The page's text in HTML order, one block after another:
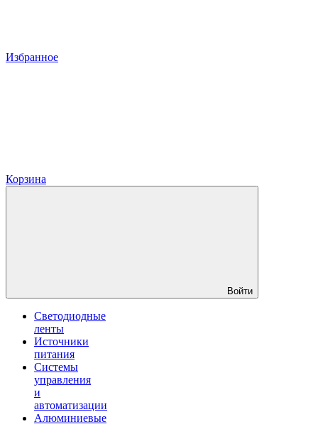
Избранное
Корзина
Войти
Светодиодные
ленты
Источники
питания
Системы
управления
и
автоматизации
Алюминиевые